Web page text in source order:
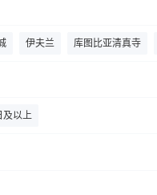
伊夫兰 库图比亚清真寺
及以上